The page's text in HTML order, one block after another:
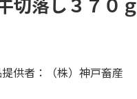
供者：（株）神戸畜産